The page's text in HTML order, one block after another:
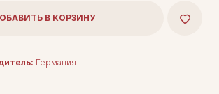
В КОРЗИНУ
Германия